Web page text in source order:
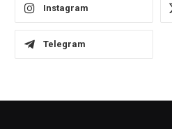
Instagram
Telegram